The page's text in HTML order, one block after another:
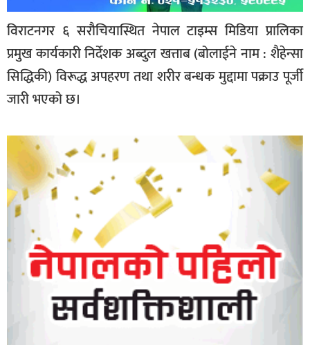
विराटनगर ६ सरौचियास्थित नेपाल टाइम्स मिडिया प्रालिका
प्रमुख कार्यकारी निर्देशक अब्दुल खत्ताब (बोलाईने नाम : शैहेन्सा
सिद्धिकी) विरूद्ध अपहरण तथा शरीर बन्धक मुद्दामा पक्राउ पूर्जी
जारी भएको छ।